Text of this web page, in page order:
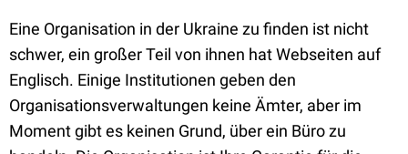
Eine Organisation in der Ukraine zu finden ist nicht
schwer, ein großer Teil von ihnen hat Webseiten auf
Englisch. Einige Institutionen geben den
Organisationsverwaltungen keine Ämter, aber im
Moment gibt es keinen Grund, über ein Büro zu